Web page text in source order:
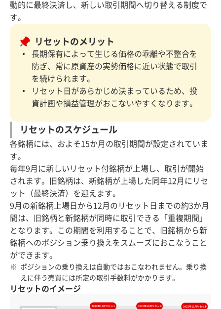
動的に最終決済し、新しい取引期間へ切り替える制度で
す。
リセットのメリット
長期保有によって生じる価格の乖離や不整合を
防ぎ、常に原資産の実勢価格に近い状態で取引
を続けられます。
リセット日があらかじめ決まっているため、投
資計画や損益管理がおこないやすくなります。
リセットのスケジュール
各銘柄には、およそ15か月の取引期間が設定されていま
す。
毎年9月に新しいリセット付銘柄が上場し、取引が開始
されます。旧銘柄は、新銘柄が上場した同年12月にリセ
ット（最終決済）を迎えます。
9月の新銘柄上場日から12月のリセット日までの約3か月
間は、旧銘柄と新銘柄が同時に取引できる「重複期間」
となります。この期間を利用することで、旧銘柄から新
銘柄へのポジション乗り換えをスムーズにおこなうこと
ができます。
ポジションの乗り換えは自動ではおこなわれません。乗り換
えに伴う売買には所定の取引手数料がかかります。
リセットのイメージ